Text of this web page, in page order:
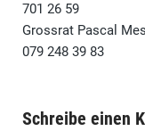
701 26 59
Grossrat
079 248 39 83
Schreibe einen